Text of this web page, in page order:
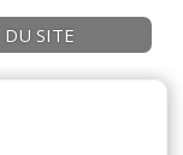
DU SITE